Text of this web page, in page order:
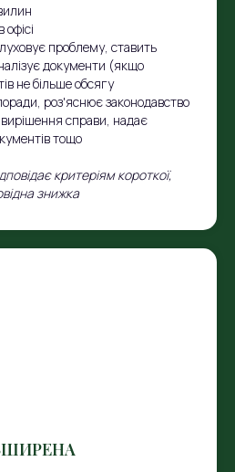
проблему, ставить
документи (якщо
не більше обсягу
роз'яснює законодавство
вирішення справи, надає
тощо
критеріям короткої,
знижка